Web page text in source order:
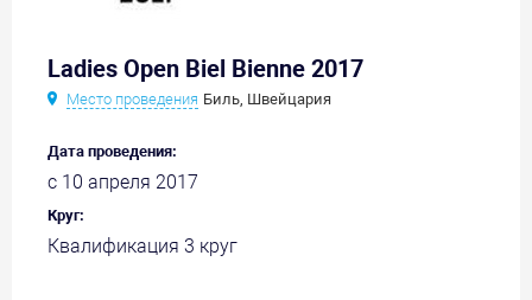
Ladies Open Biel Bienne 2017
Место проведения Биль, Швейцария
Дата проведения:
с 10 апреля 2017
Круг:
Квалификация 3 круг